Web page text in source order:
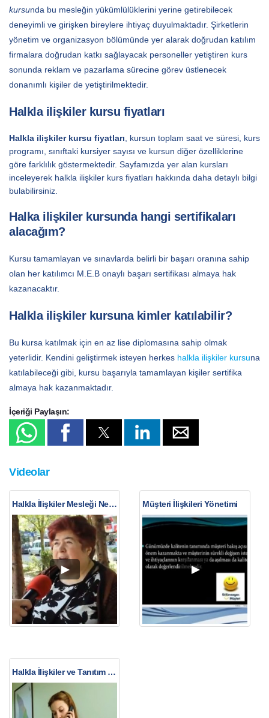
kursunda bu mesleğin yükümlülüklerini yerine getirebilecek
deneyimli ve girişken bireylere ihtiyaç duyulmaktadır. Şirketlerin
yönetim ve organizasyon bölümünde yer alarak doğrudan katılım
firmalara doğrudan katkı sağlayacak personeller yetiştiren kurs
sonunda reklam ve pazarlama sürecine görev üstlenecek
donanımlı kişiler de yetiştirilmektedir.
Halkla ilişkiler kursu fiyatları
Halkla ilişkiler kursu fiyatları , kursun toplam saat ve süresi, kurs
programı, sınıftaki kursiyer sayısı ve kursun diğer özelliklerine
göre farklılık göstermektedir. Sayfamızda yer alan kursları
inceleyerek halkla ilişkiler kurs fiyatları hakkında daha detaylı bilgi
bulabilirsiniz.
Halka ilişkiler kursunda hangi sertifikaları
alacağım?
Kursu tamamlayan ve sınavlarda belirli bir başarı oranına sahip
olan her katılımcı M.E.B onaylı başarı sertifikası almaya hak
kazanacaktır.
Halkla ilişkiler kursuna kimler katılabilir?
Bu kursa katılmak için en az lise diplomasına sahip olmak
yeterlidir. Kendini geliştirmek isteyen herkes halkla ilişkiler kursuna
katılabileceği gibi, kursu başarıyla tamamlayan kişiler sertifika
almaya hak kazanmaktadır.
İçeriği Paylaşın:
Videolar
Halkla İlişkiler Mesleği Nedir? Müşteri İlişkileri Yönetimi
Halkla İlişkiler ve Tanıtım Elemanı Ne İş Yapar?